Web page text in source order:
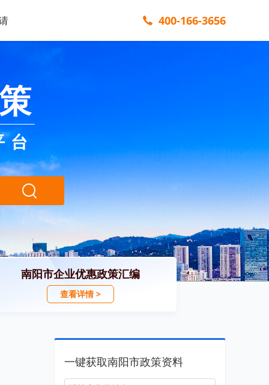
400-166-3656
台
南阳市企业优惠政策汇编
查看详情 >
一键获取南阳市政策资料